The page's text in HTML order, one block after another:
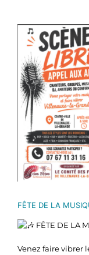
Voir
l'image
agrandie
FÊTE DE LA
FÊTE DE LA
Venez faire vibrer